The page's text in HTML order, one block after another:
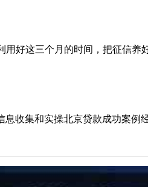
好这三个月的时间，把征信
收集和实操北京贷款成功案